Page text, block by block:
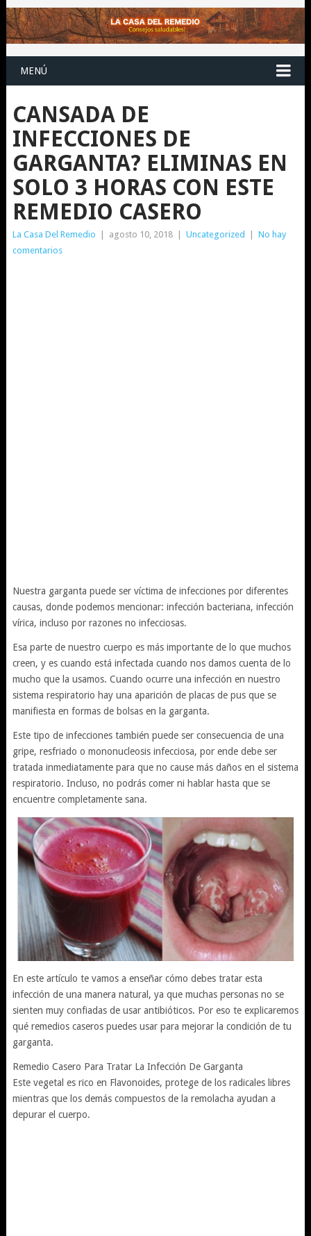
MENÚ
CANSADA DE
INFECCIONES DE
GARGANTA? ELIMINAS EN
SOLO 3 HORAS CON ESTE
REMEDIO CASERO
La Casa Del Remedio agosto 10, 2018 Uncategorized
No hay
comentarios
Nuestra garganta puede ser víctima de infecciones por diferentes
causas, donde podemos mencionar: infección bacteriana, infección
vírica, incluso por razones no infecciosas.
Esa parte de nuestro cuerpo es más importante de lo que muchos
creen, y es cuando está infectada cuando nos damos cuenta de lo
mucho que la usamos. Cuando ocurre una infección en nuestro
sistema respiratorio hay una aparición de placas de pus que se
manifiesta en formas de bolsas en la garganta.
Este tipo de infecciones también puede ser consecuencia de una
gripe, resfriado o mononucleosis infecciosa, por ende debe ser
tratada inmediatamente para que no cause más daños en el sistema
respiratorio. Incluso, no podrás comer ni hablar hasta que se
encuentre completamente sana.
En este artículo te vamos a enseñar cómo debes tratar esta
infección de una manera natural, ya que muchas personas no se
sienten muy confiadas de usar antibióticos. Por eso te explicaremos
qué remedios caseros puedes usar para mejorar la condición de tu
garganta.
Remedio Casero Para Tratar La Infección De Garganta
Este vegetal es rico en Flavonoides, protege de los radicales libres
mientras que los demás compuestos de la remolacha ayudan a
depurar el cuerpo.